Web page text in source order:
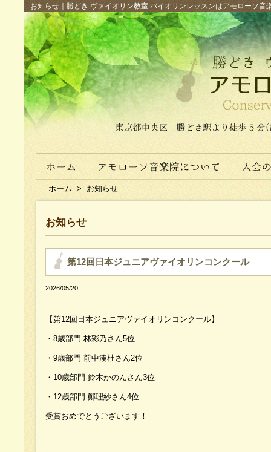
お知らせ｜勝どき ヴァイオリン教室 バイオリンレッスンはアモローソ
ホーム > お知らせ
お知らせ
第12回日本ジュニアヴァイオリンコンクール
2026/05/20
【第12回日本ジュニアヴァイオリンコンクール】
・8歳部門 林彩乃さん5位
・9歳部門 前中湊杜さん2位
・10歳部門 鈴木かのんさん3位
・12歳部門 鄭理紗さん4位
受賞おめでとうございます！